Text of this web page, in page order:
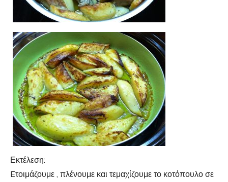
Εκτέλεση:
Eτοιμάζουμε , πλένουμε και τεμαχίζουμε το κοτόπουλο σε